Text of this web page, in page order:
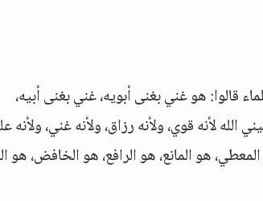
قالوا: هو غني بغنى أبويه، غني بغنى أبيه،
لأنه قوي، ولأنه رزاق، ولأنه غني، ولأنه
هو المانع، هو الرافع، هو الخافض، هو